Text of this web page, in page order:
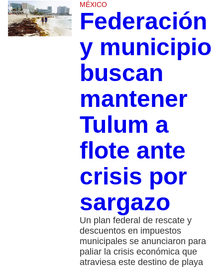
MÉXICO
Federación
y municipio
buscan
mantener
Tulum a
flote ante
crisis por
sargazo
Un plan federal de rescate y
descuentos en impuestos
municipales se anunciaron para
paliar la crisis económica que
atraviesa este destino de playa